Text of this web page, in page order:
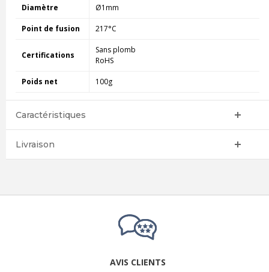
Diamètre Ø1mm
Point de fusion 217°C
Certifications
Sans plomb
RoHS
Poids net 100g
Caractéristiques
Livraison
AVIS CLIENTS